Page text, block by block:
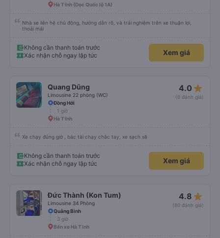
Hà Tĩnh (Dọc Quốc lộ 1A)
Nhà xe liên hệ chủ động, hướng dẫn rõ, và trải nghiệm trên xe thuận lợi,
thoải mái
Không cần thanh toán trước
Xác nhận chỗ ngay lập tức
Xem giá
Quang Dũng
Limousine 22 phòng (WC)
4.0 star_rate
(8 đánh giá)
Đồng Hới
1 giờ
Hà Tĩnh
Xe chạy đúng giờ , bác tài chạy chắc tay, xe sạch sẽ
Không cần thanh toán trước
Xác nhận chỗ ngay lập tức
Xem giá
Đức Thành (Kon Tum)
Limousine 34 Phòng
4.8 star_rate
(80 đánh giá)
Quảng Bình
3 giờ
Bến xe Hà Tĩnh